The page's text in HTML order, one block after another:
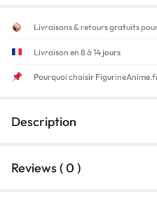
Livraisons & retours gratuits
Livraison en 8 à 14 jours
Pourquoi choisir
Description
Reviews ( 0 )